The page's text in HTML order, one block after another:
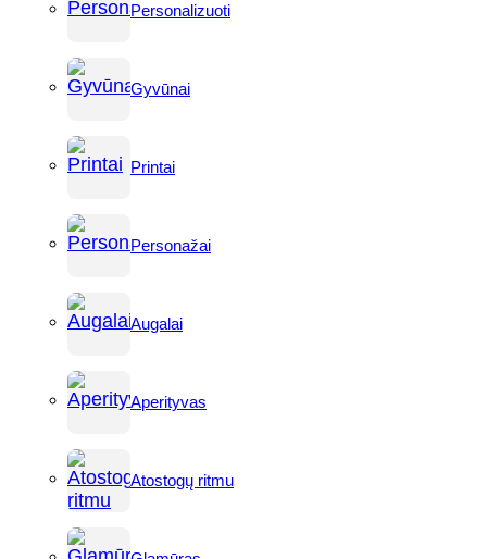
Personalizuoti
Gyvūnai
Printai
Personažai
Augalai
Aperityvas
Atostogų ritmu